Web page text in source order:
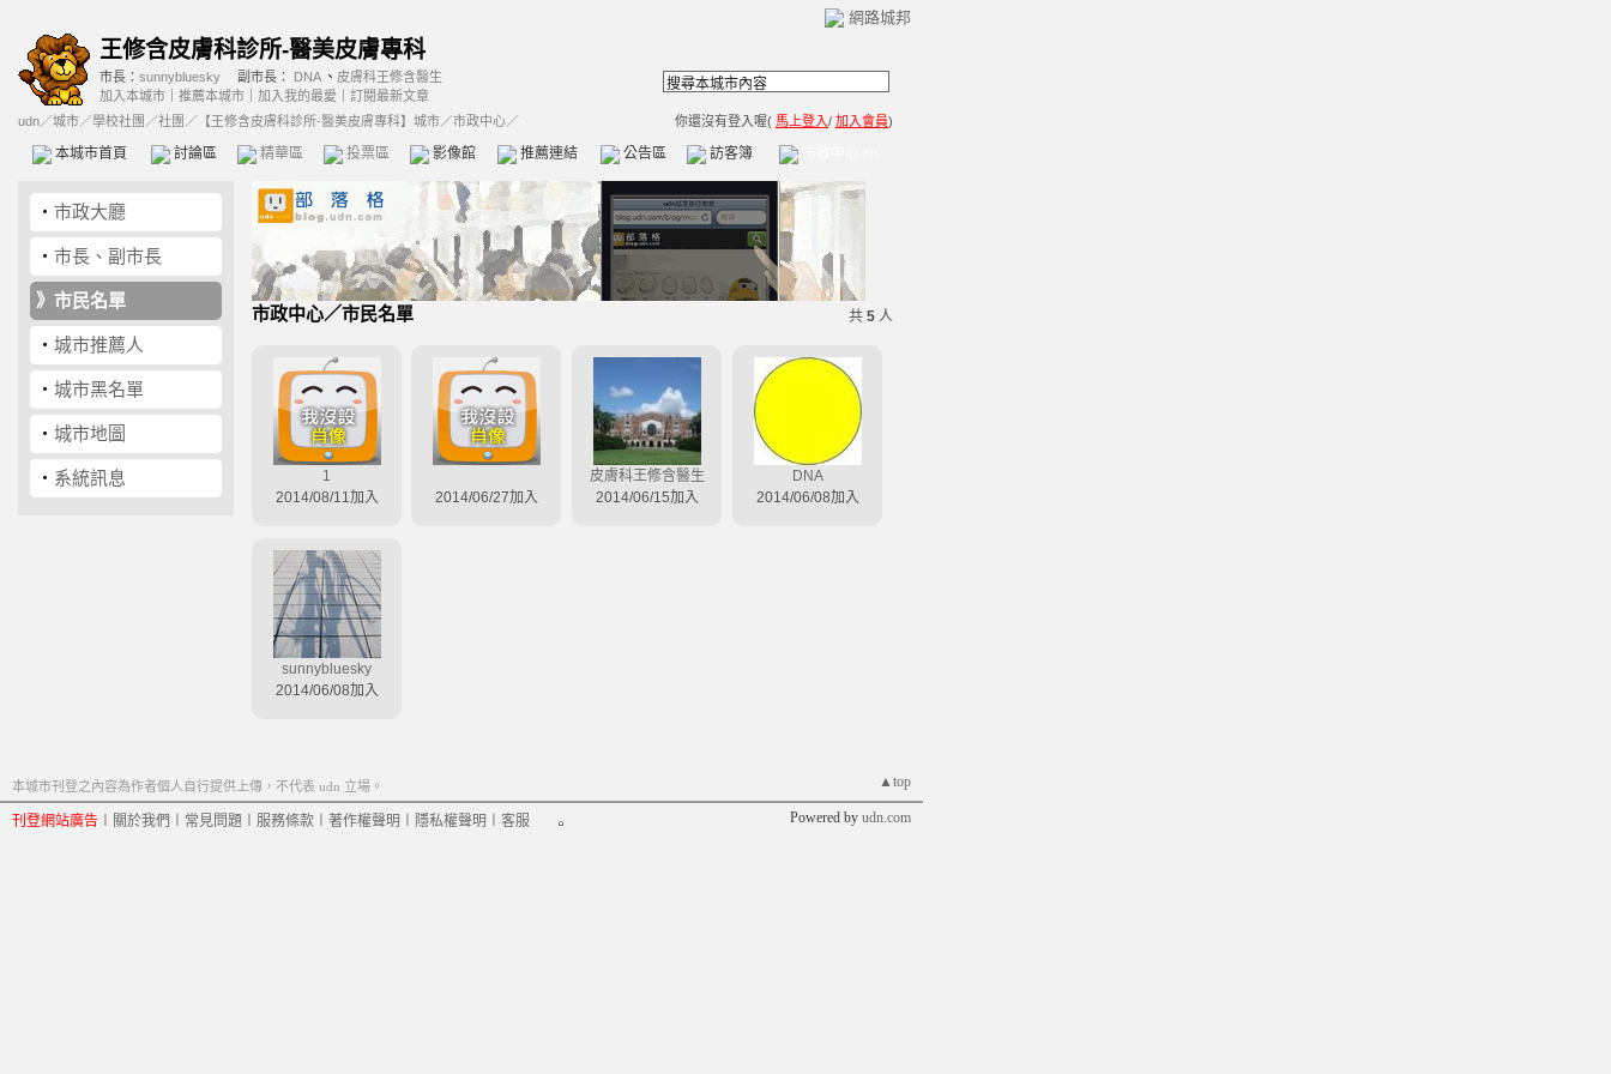
網路城邦
王修含皮膚科診所-醫美皮膚專科
市長： sunnybluesky 副市長： DNA、 皮膚科王修含醫生
加入本城市
推薦本城市 加入我的最愛
訂閱最新文章
udn／城市／學校社團 ／社團 ／ 【王修含皮膚科診所-醫美皮膚專科】城市／市政中心／ 你還沒有登入喔( 馬上登入/ 加入會員)
本城市首頁 討論區 精華區 投票區 影像館 推薦連結 公告區 訪客簿 市政中心
‧ 市政大廳
‧ 市長、副市長
》 市民名單
‧ 城市推薦人
‧ 城市黑名單
‧ 城市地圖
‧ 系統訊息
市政中心／市民名單 共 5 人
1
2014/08/11加入
2014/06/27加入
皮膚科王修含醫生
2014/06/15加入
DNA
2014/06/08加入
sunnybluesky
2014/06/08加入
▲top
本城市刊登之內容為作者個人自行提供上傳，不代表 udn 立場。
刊登網站廣告 關於我們 常見問題 服務條款 著作權聲明 隱私權聲明 客服 Powered by udn.com